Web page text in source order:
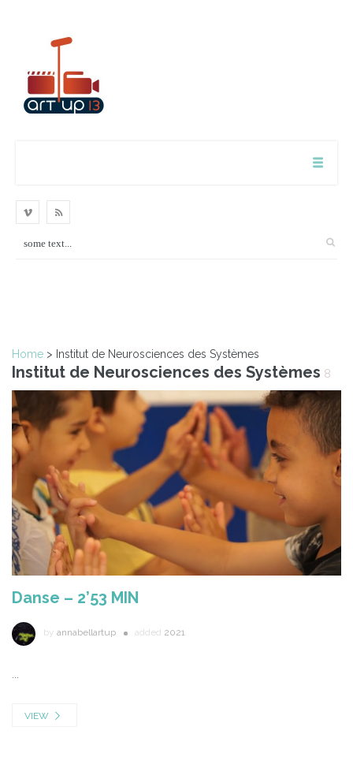
Home > Institut de Neurosciences des Systèmes
Institut de Neurosciences des Systèmes 8
Danse – 2’53 MIN
by annabellartup added 2021
...
VIEW